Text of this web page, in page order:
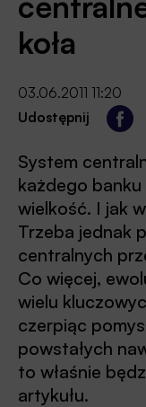
koła
03.06.2011 11:20
Udostępnij
System
każdego
wielkość. I jak
Trzeba jednak
centralnych
Co więcej,
wielu
czerpiąc
powstałych
to właśnie
artykułu.